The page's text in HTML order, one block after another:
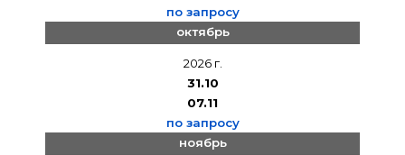
по запросу
октябрь
2026 г.
31.10
07.11
по запросу
ноябрь